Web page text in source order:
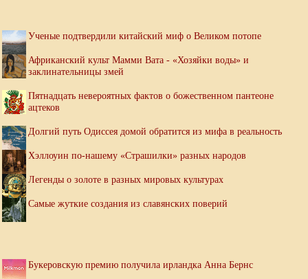
Ученые подтвердили китайский миф о Великом потопе
Африканский культ Мамми Вата - «Хозяйки воды» и
заклинательницы змей
Пятнадцать невероятных фактов о божественном пантеоне
ацтеков
Долгий путь Одиссея домой обратится из мифа в реальность
Хэллоуин по-нашему «Страшилки» разных народов
Легенды о золоте в разных мировых культурах
Самые жуткие создания из славянских поверий
Букеровскую премию получила ирландка Анна Бернс